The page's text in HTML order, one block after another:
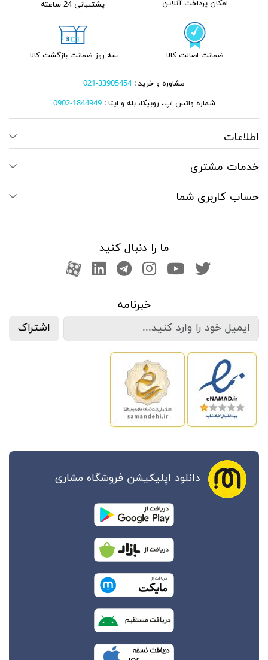
امکان پرداخت آنلاین پشتیبانی 24 ساعته
ضمانت اصالت کالا سه روز ضمانت بازگشت کالا
مشاوره و خرید :33905454-021
شماره واتس اپ، روبیکا، بله و ایتا : 1844949-0902
اطلاعات
خدمات مشتری
حساب کاربری شما
ما را دنبال کنید
صفحه تویتر
کانال یوتوب
اینستاگرام
کانال تلگرام
کانال لینکدین
آپارات
خبرنامه
اشتراک
دانلود اپلیکیشن فروشگاه مشاری